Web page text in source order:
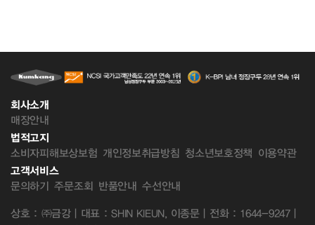
회사소개
매장안내
법적고지
소비자피해보상보험 개인정보취급방침 청소년보호정책 이용약관
고객서비스
문의하기 주문조회 반품안내 수선안내
상호 : ㈜금강 | 대표 : SHIN KIEUN, 이종문 | 전화 : 1644-9247 |